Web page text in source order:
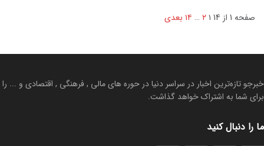
صفحه 1 از 14
۱۲ … ۱۴ بعدی
خبرجو تازه‌ترین اخبار در سراسر دنیا در حوره های مالی , فرهنگی , اقتصادی و ... را
برای شما به اشتراک خواهد گذاشت.
ما را دنبال کنید